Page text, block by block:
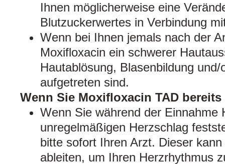
Ihnen möglicherweise eine
Blutzuckerwertes in Verbindung
Wenn bei Ihnen jemals nach der
Moxifloxacin ein schwerer
Hautablösung, Blasenbildung
aufgetreten sind.
Wenn Sie Moxifloxacin TAD
Wenn Sie während der Einnahme
unregelmäßigen Herzschlag
bitte sofort Ihren Arzt. Dieser
ableiten, um Ihren Herzrhythmus